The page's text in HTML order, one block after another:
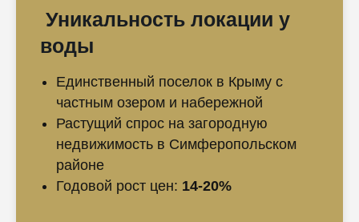
Уникальность локации у
воды
Единственный поселок в Крыму с
частным озером и набережной
Растущий спрос на загородную
недвижимость в Симферопольском
районе
Годовой рост цен: 14-20%